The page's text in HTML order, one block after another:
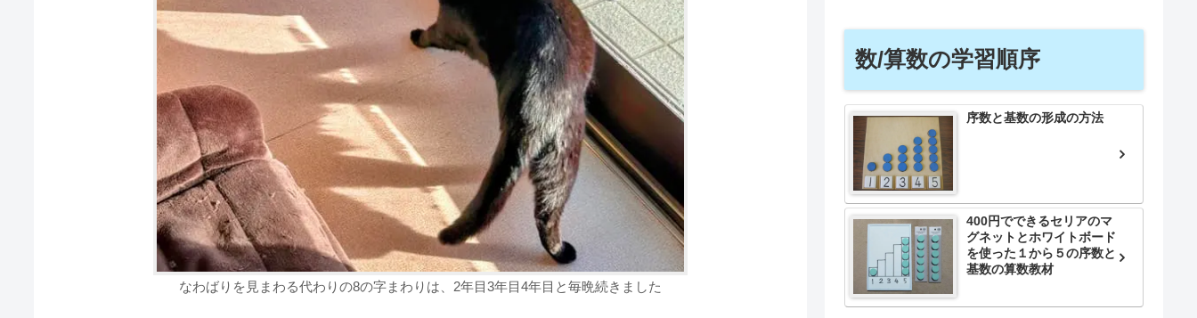
なわばりを見まわる代わりの8の字まわりは、2年目3年目4年目と毎晩続きました
数/算数の学習順序
序数と基数の形成の方法
400円でできるセリアのマ
グネットとホワイトボード
を使った１から５の序数と
基数の算数教材